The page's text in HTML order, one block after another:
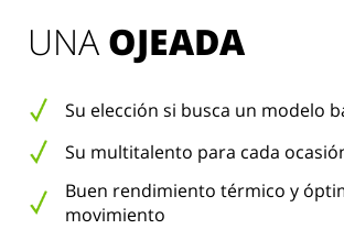
UNA OJEADA
Su elección si busca un modelo
Su multitalento para cada
Buen rendimiento térmico y
movimiento